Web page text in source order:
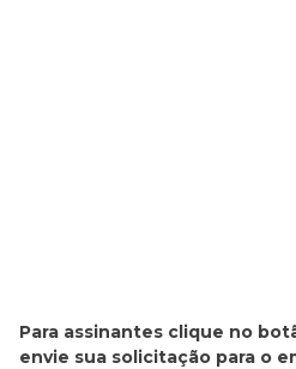
Para assinantes clique no
envie sua solicitação para o